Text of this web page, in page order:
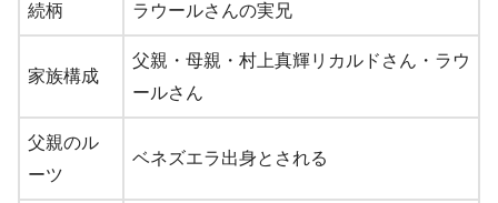
続柄 ラウールさんの実兄
家族構成
父親・母親・村上真輝リカルドさん・ラウ
ールさん
父親のル
ーツ
ベネズエラ出身とされる